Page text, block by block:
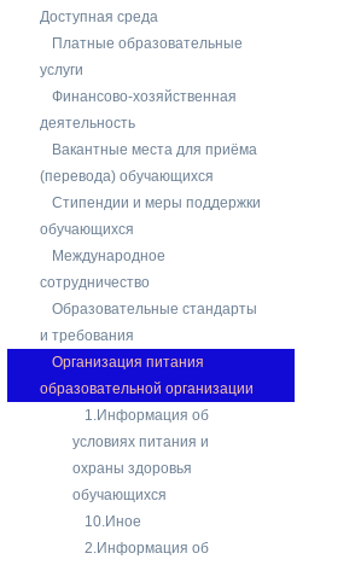
Доступная среда
Платные образовательные
услуги
Финансово-хозяйственная
деятельность
Вакантные места для приёма
(перевода) обучающихся
Стипендии и меры поддержки
обучающихся
Международное
сотрудничество
Образовательные стандарты
и требования
Организация питания
образовательной организации
1.Информация об
условиях питания и
охраны здоровья
обучающихся
10.Иное
2.Информация об